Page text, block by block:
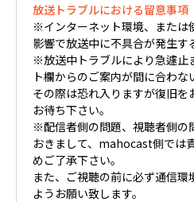
放送トラブルにおける留意事項
※インターネット環境、または
影響で放送中に不具合が発生す
※放送中トラブルにより急遽止
ト欄からのご案内が間に合わな
その際は恐れ入りますが復旧を
お待ち下さい。
※配信者側の問題、視聴者側の
おきまして、mahocast側では
めご了承下さい。
また、ご視聴の前に必ず通信
ようお願い致します。